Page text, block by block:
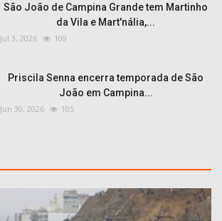
São João de Campina Grande tem Martinho
da Vila e Mart'nália,...
Jul 3, 2026 109
Priscila Senna encerra temporada de São
João em Campina...
Jun 30, 2026 105